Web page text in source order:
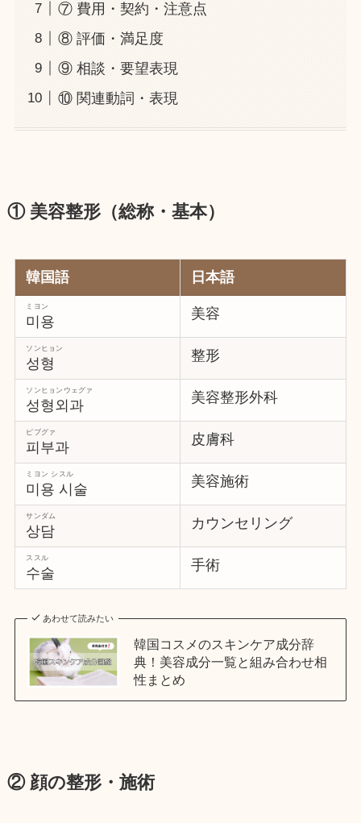
⑦ 費用・契約・注意点
⑧ 評価・満足度
⑨ 相談・要望表現
⑩ 関連動詞・表現
① 美容整形（総称・基本）
韓国語 日本語
미용
ミヨン 美容
성형
ソンヒョン 整形
성형외과
ソンヒョンウェグァ 美容整形外科
피부과
ピブグァ 皮膚科
미용 시술
ミヨン シスル 美容施術
상담
サンダム カウンセリング
수술
ススル 手術
あわせて読みたい
韓国コスメのスキンケア成分辞
典！美容成分一覧と組み合わせ相
性まとめ
② 顔の整形・施術